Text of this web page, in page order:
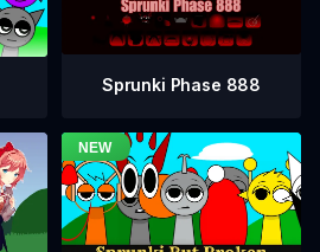
Sprunki Phase 888